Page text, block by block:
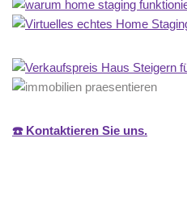
☎️ Kontaktieren Sie uns.